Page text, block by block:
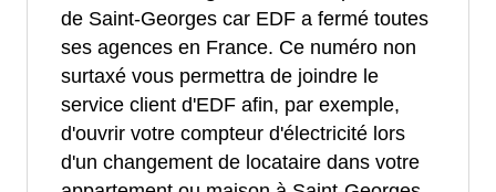
de Saint-Georges car EDF a fermé toutes
ses agences en France. Ce numéro non
surtaxé vous permettra de joindre le
service client d'EDF afin, par exemple,
d'ouvrir votre compteur d'électricité lors
d'un changement de locataire dans votre